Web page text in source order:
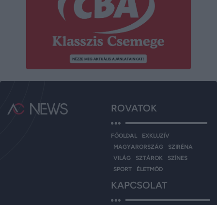
ROVATOK
FŐOLDAL
EXKLUZÍV
MAGYARORSZÁG
SZIRÉNA
VILÁG
SZTÁROK
SZÍNES
SPORT
ÉLETMÓD
KAPCSOLAT